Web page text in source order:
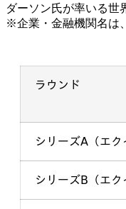
ダーソン氏が率いる世
※企業・金融機関名は